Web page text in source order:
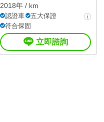
2018年 / km
認證車
五大保證
符合保固
立即諮詢